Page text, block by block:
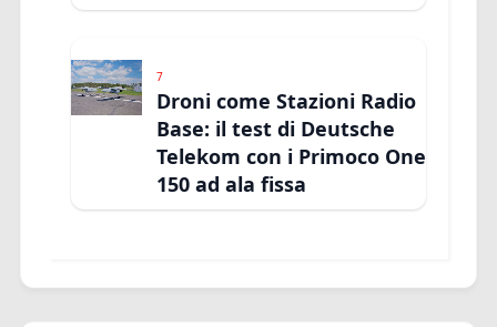
7
Droni come Stazioni Radio
Base: il test di Deutsche
Telekom con i Primoco One
150 ad ala fissa